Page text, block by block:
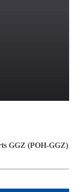
GGZ (POH-GGZ)